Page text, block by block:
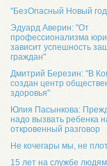
"БезОпасный Новый
Эдуард Аверин: "От
профессионализма
зависит успешность
граждан"
Дмитрий Березин: "В
создан центр
здоровья"
Юлия Пасынкова:
надо вызвать ребенка
откровенный разговор
Не кочегары мы, не
15 лет на службе людям